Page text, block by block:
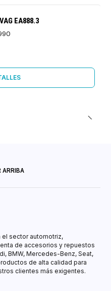
EA888.3
ARRIBA
el sector automotriz,
de accesorios y repuestos
BMW, Mercedes-Benz, Seat,
de alta calidad para
clientes más exigentes.